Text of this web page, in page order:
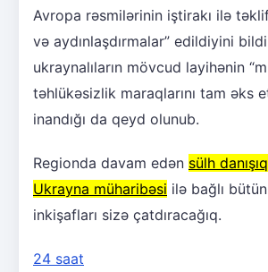
Avropa rəsmilərinin iştirakı ilə
və aydınlaşdırmalar” edildiyini
ukraynalıların mövcud layihənin
təhlükəsizlik maraqlarını tam əks
inandığı da qeyd olunub.
Regionda davam edən sülh
Ukrayna müharibəsi ilə bağlı
inkişafları sizə çatdıracağıq.
24 saat